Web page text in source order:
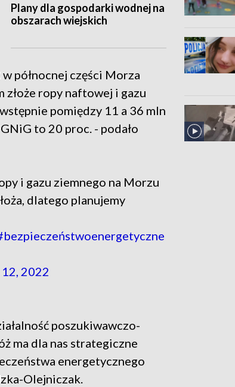
Plany dla gospodarki wodnej na
obszarach wiejskich
północnej części Morza
ropy naftowej i gazu
pomiędzy 11 a 36 mln
to 20 proc. - podało
i gazu ziemnego na Morzu
dlatego planujemy
2022
poszukiwawczo-
ma dla nas strategiczne
energetycznego
Olejniczak.